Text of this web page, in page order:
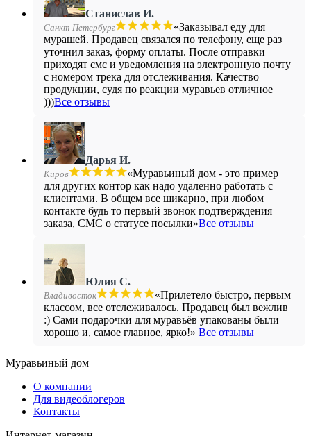
Станислав И.
Санкт-Петербург
«Заказывал еду для
мурашей. Продавец связался по телефону, еще раз
уточнил заказ, форму оплаты. После отправки
приходят смс и уведомления на электронную почту
с номером трека для отслеживания. Качество
продукции, судя по реакции муравьев отличное
)))Все отзывы
Дарья И.
Киров
«Муравьиный дом - это пример
для других контор как надо удаленно работать с
клиентами. В общем все шикарно, при любом
контакте будь то первый звонок подтверждения
заказа, СМС о статусе посылки»Все отзывы
Юлия С.
Владивосток
«Прилетело быстро, первым
классом, все отслеживалось. Продавец был вежлив
:) Сами подарочки для муравьёв упакованы были
хорошо и, самое главное, ярко!» Все отзывы
Муравьиный дом
О компании
Для видеоблогеров
Контакты